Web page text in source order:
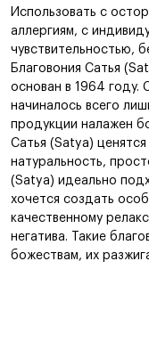
Использовать с
аллергиям, с
чувствительностью,
Благовония Сатья
основан в 1964 году.
начиналось всего
продукции налажен
Сатья (Satya)
натуральность,
(Satya) идеально
хочется создать
качественному
негатива. Такие
божествам, их